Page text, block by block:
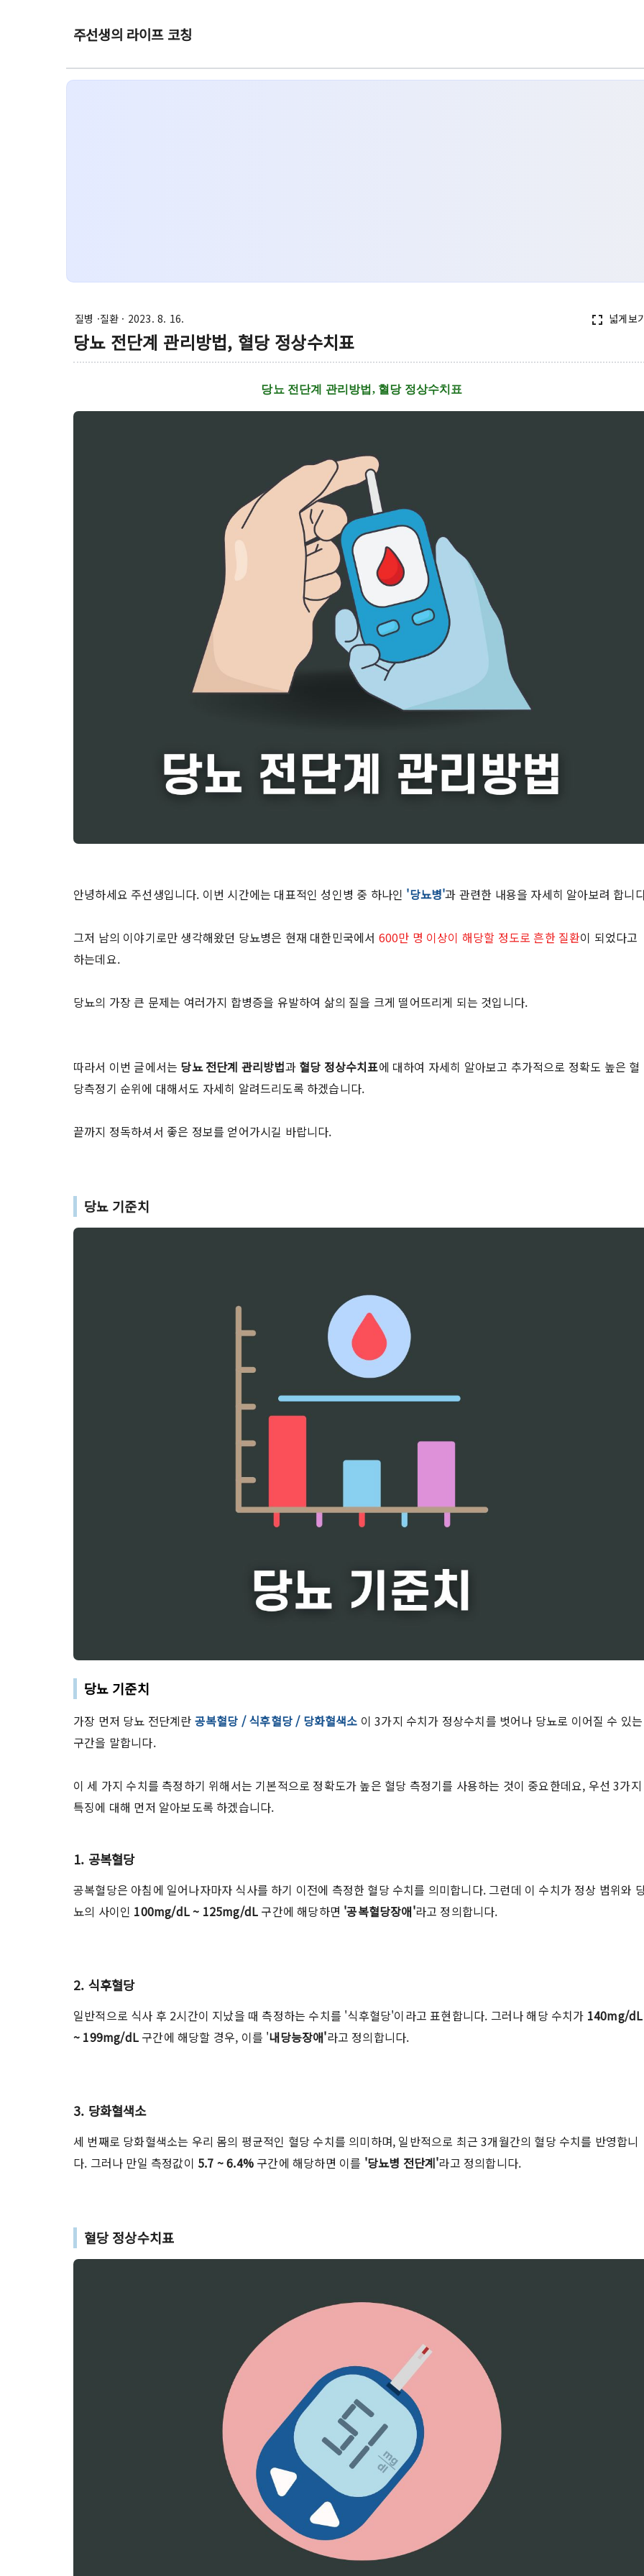
주선생의 라이프 코칭
질병 ·질환 · 2023. 8. 16. fullscreen 넓게보
당뇨 전단계 관리방법, 혈당 정상수치표
당뇨 전단계 관리방법, 혈당 정상수치표
안녕하세요 주선생입니다. 이번 시간에는 대표적인 성인병 중 하나인 '당뇨병'과 관련한 내용을 자세히 알아보려 합니
그저 남의 이야기로만 생각해왔던 당뇨병은 현재 대한민국에서 600만 명 이상이 해당할 정도로 흔한 질환이 되었다고
하는데요.
당뇨의 가장 큰 문제는 여러가지 합병증을 유발하여 삶의 질을 크게 떨어뜨리게 되는 것입니다.
따라서 이번 글에서는 당뇨 전단계 관리방법과 혈당 정상수치표에 대하여 자세히 알아보고 추가적으로 정확도 높은 혈
당측정기 순위에 대해서도 자세히 알려드리도록 하겠습니다.
끝까지 정독하셔서 좋은 정보를 얻어가시길 바랍니다.
당뇨 기준치
당뇨 기준치
가장 먼저 당뇨 전단계란 공복혈당 / 식후혈당 / 당화혈색소 이 3가지 수치가 정상수치를 벗어나 당뇨로 이어질 수 있는
구간을 말합니다.
이 세 가지 수치를 측정하기 위해서는 기본적으로 정확도가 높은 혈당 측정기를 사용하는 것이 중요한데요, 우선 3가지
특징에 대해 먼저 알아보도록 하겠습니다.
1. 공복혈당
공복혈당은 아침에 일어나자마자 식사를 하기 이전에 측정한 혈당 수치를 의미합니다. 그런데 이 수치가 정상 범위와
뇨의 사이인 100mg/dL ~ 125mg/dL 구간에 해당하면 '공복혈당장애'라고 정의합니다.
2. 식후혈당
일반적으로 식사 후 2시간이 지났을 때 측정하는 수치를 '식후혈당'이라고 표현합니다. 그러나 해당 수치가 140mg/dL
~ 199mg/dL 구간에 해당할 경우, 이를 '내당능장애'라고 정의합니다.
3. 당화혈색소
세 번째로 당화혈색소는 우리 몸의 평균적인 혈당 수치를 의미하며, 일반적으로 최근 3개월간의 혈당 수치를 반영합니
다. 그러나 만일 측정값이 5.7 ~ 6.4% 구간에 해당하면 이를 '당뇨병 전단계'라고 정의합니다.
혈당 정상수치표